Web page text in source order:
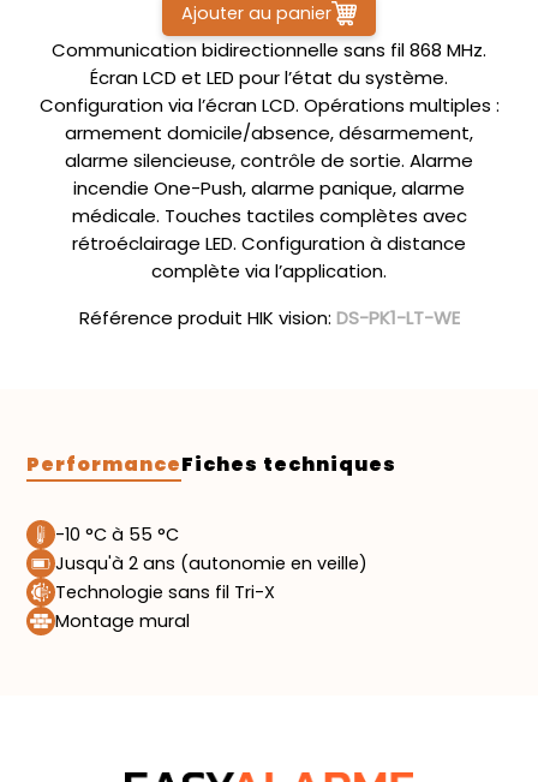
Communication bidirectionnelle sans fil 868 MHz.
Écran LCD et LED pour l’état du système.
Configuration via l’écran LCD. Opérations multiples :
armement domicile/absence, désarmement,
alarme silencieuse, contrôle de sortie. Alarme
incendie One-Push, alarme panique, alarme
médicale. Touches tactiles complètes avec
rétroéclairage LED. Configuration à distance
complète via l’application.
Référence produit HIK vision: DS-PK1-LT-WE
Ajouter au panier
PerformanceFiches techniques
-10 °C à 55 °C
Jusqu'à 2 ans (autonomie en veille)
Technologie sans fil Tri-X
Montage mural